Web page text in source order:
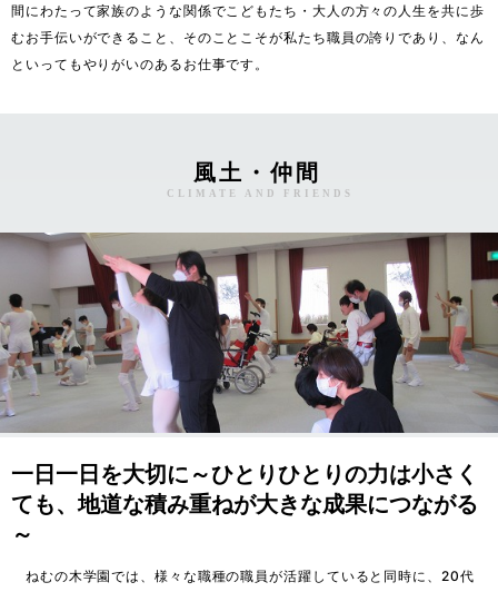
間にわたって家族のような関係でこどもたち・大人の方々の人生を共に歩
むお手伝いができること、そのことこそが私たち職員の誇りであり、なん
といってもやりがいのあるお仕事です。
風土・仲間
CLIMATE AND FRIENDS
一日一日を大切に～ひとりひとりの力は小さく
ても、地道な積み重ねが大きな成果につながる
～
ねむの木学園では、様々な職種の職員が活躍していると同時に、20代